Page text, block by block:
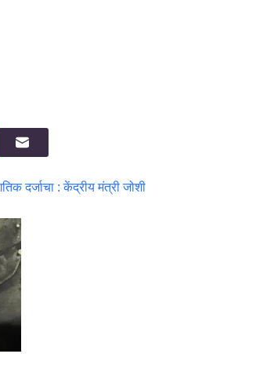
दर्जाचा : केंद्रीय मंत्री जोशी